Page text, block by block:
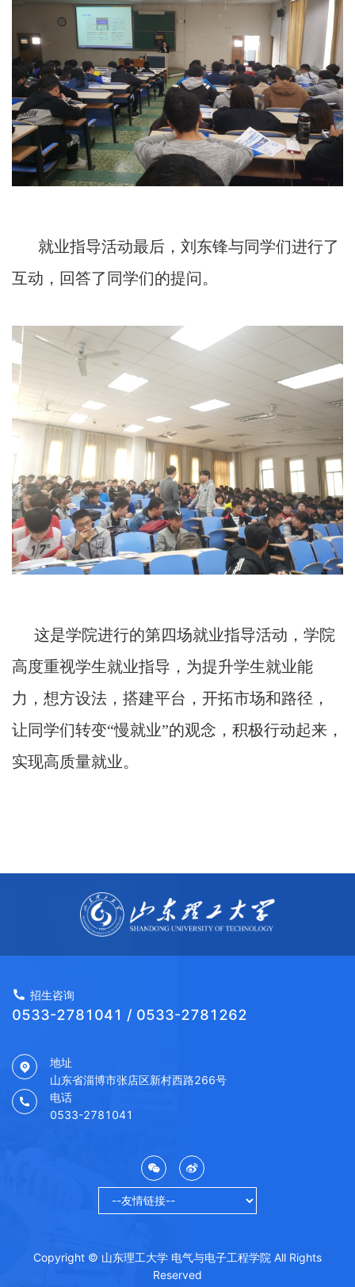
就业指导活动最后，刘东锋与同学们进行了
互动，回答了同学们的提问。
这是学院进行的第四场就业指导活动，学院
高度重视学生就业指导，为提升学生就业能
力，想方设法，搭建平台，开拓市场和路径，
让同学们转变“慢就业”的观念，积极行动起来，
实现高质量就业。
招生咨询
0533-2781041 / 0533-2781262
地址
山东省淄博市张店区新村西路266号
电话
0533-2781041
Copyright © 山东理工大学 电气与电子工程学院 All Rights
Reserved